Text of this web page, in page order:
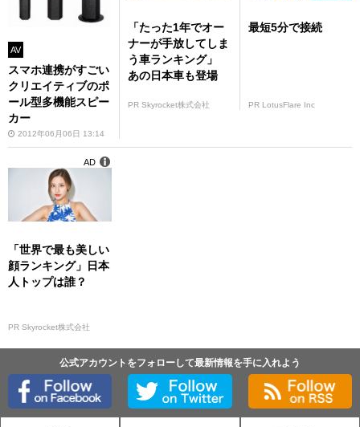
AV
スマホ連携がすごい
クリエイティブのポ
ール型多機能スピー
カー
2012年06月06日 13:14
「たった1年でオー
ナーが手放してしま
う車ランキング」
あの日本車も登場
PR Skyrocket株式会社
最短5分で接続
PR LotusFlare Inc
「世界で最も美しい
顔ランキング」日本
人トップは誰？
PR Skyrocket株式会社
AD
公式アカウントをフォローして最新情報を手に入れよう